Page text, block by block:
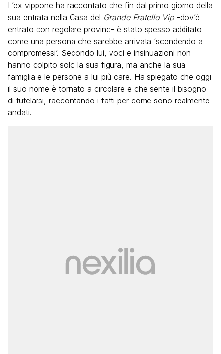
L’ex vippone ha raccontato che fin dal primo giorno della
sua entrata nella Casa del Grande Fratello Vip -dov’è
entrato con regolare provino- è stato spesso additato
come una persona che sarebbe arrivata ‘scendendo a
compromessi’. Secondo lui, voci e insinuazioni non
hanno colpito solo la sua figura, ma anche la sua
famiglia e le persone a lui più care. Ha spiegato che oggi
il suo nome è tornato a circolare e che sente il bisogno
di tutelarsi, raccontando i fatti per come sono realmente
andati.